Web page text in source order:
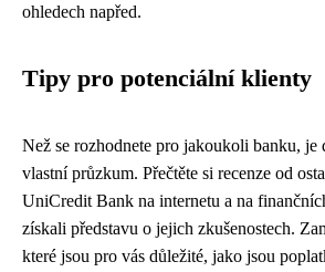
ohledech napřed.
Tipy pro potenciální klienty
Než se rozhodnete pro jakoukoli banku, je
vlastní průzkum. Přečtěte si recenze od
UniCredit Bank na internetu a na
získali představu o jejich zkušenostech.
které jsou pro vás důležité, jako jsou